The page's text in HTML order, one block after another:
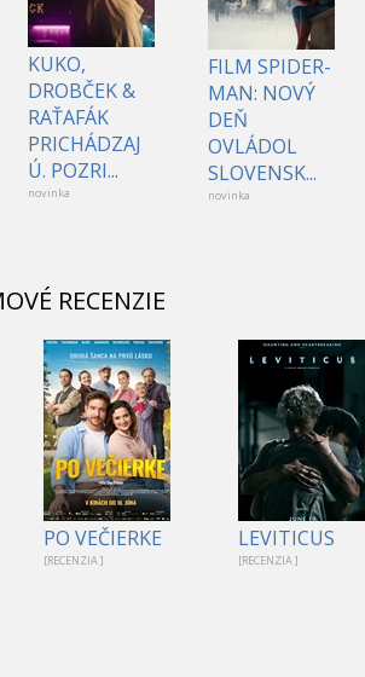
KUKO,
DROBČEK &
RAŤAFÁK
PRICHÁDZAJ
Ú. POZRI...
novinka
FILM SPIDER-
MAN: NOVÝ
DEŇ
OVLÁDOL
SLOVENSK...
novinka
RECENZIE
PO VEČIERKE
[RECENZIA ]
LEVITICUS
[RECENZIA ]